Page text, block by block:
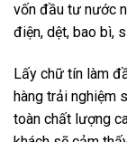
vốn đầu tư nước
điện, dệt, bao bì,
Lấy chữ tín làm
hàng trải nghiệm
toàn chất lượng